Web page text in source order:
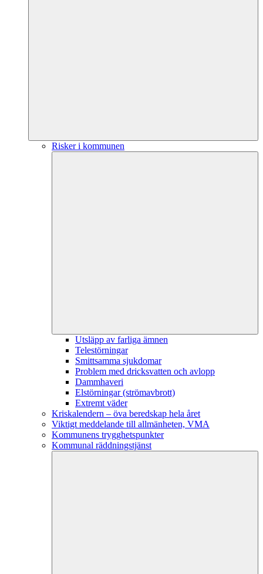
Risker i kommunen
Utsläpp av farliga ämnen
Telestörningar
Smittsamma sjukdomar
Problem med dricksvatten och avlopp
Dammhaveri
Elstörningar (strömavbrott)
Extremt väder
Kriskalendern – öva beredskap hela året
Viktigt meddelande till allmänheten, VMA
Kommunens trygghetspunkter
Kommunal räddningstjänst